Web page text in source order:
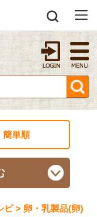
簡単順
ピ > 卵・乳製品(卵)